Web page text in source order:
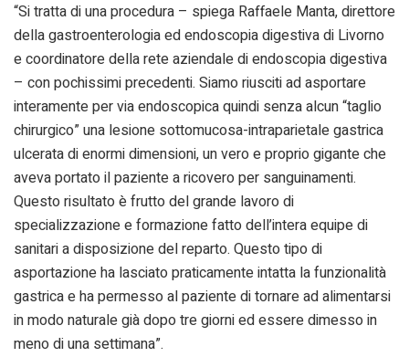
“Si tratta di una procedura – spiega Raffaele Manta, direttore
della gastroenterologia ed endoscopia digestiva di Livorno
e coordinatore della rete aziendale di endoscopia digestiva
– con pochissimi precedenti. Siamo riusciti ad asportare
interamente per via endoscopica quindi senza alcun “taglio
chirurgico” una lesione sottomucosa-intraparietale gastrica
ulcerata di enormi dimensioni, un vero e proprio gigante che
aveva portato il paziente a ricovero per sanguinamenti.
Questo risultato è frutto del grande lavoro di
specializzazione e formazione fatto dell’intera equipe di
sanitari a disposizione del reparto. Questo tipo di
asportazione ha lasciato praticamente intatta la funzionalità
gastrica e ha permesso al paziente di tornare ad alimentarsi
in modo naturale già dopo tre giorni ed essere dimesso in
meno di una settimana”.